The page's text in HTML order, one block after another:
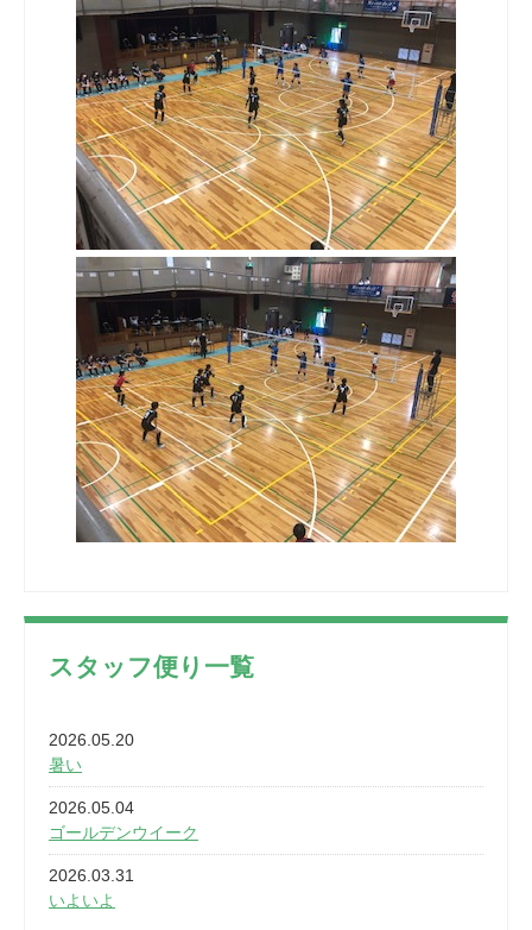
スタッフ便り一覧
2026.05.20
暑い
2026.05.04
ゴールデンウイーク
2026.03.31
いよいよ